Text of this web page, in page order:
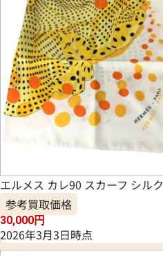
エルメス カレ90 スカーフ シルク
参考買取価格
30,000円
2026年3月3日時点